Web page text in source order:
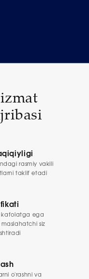
rasmiy vakili
taklif etadi
kafolatga ega
siz
o'rashni va